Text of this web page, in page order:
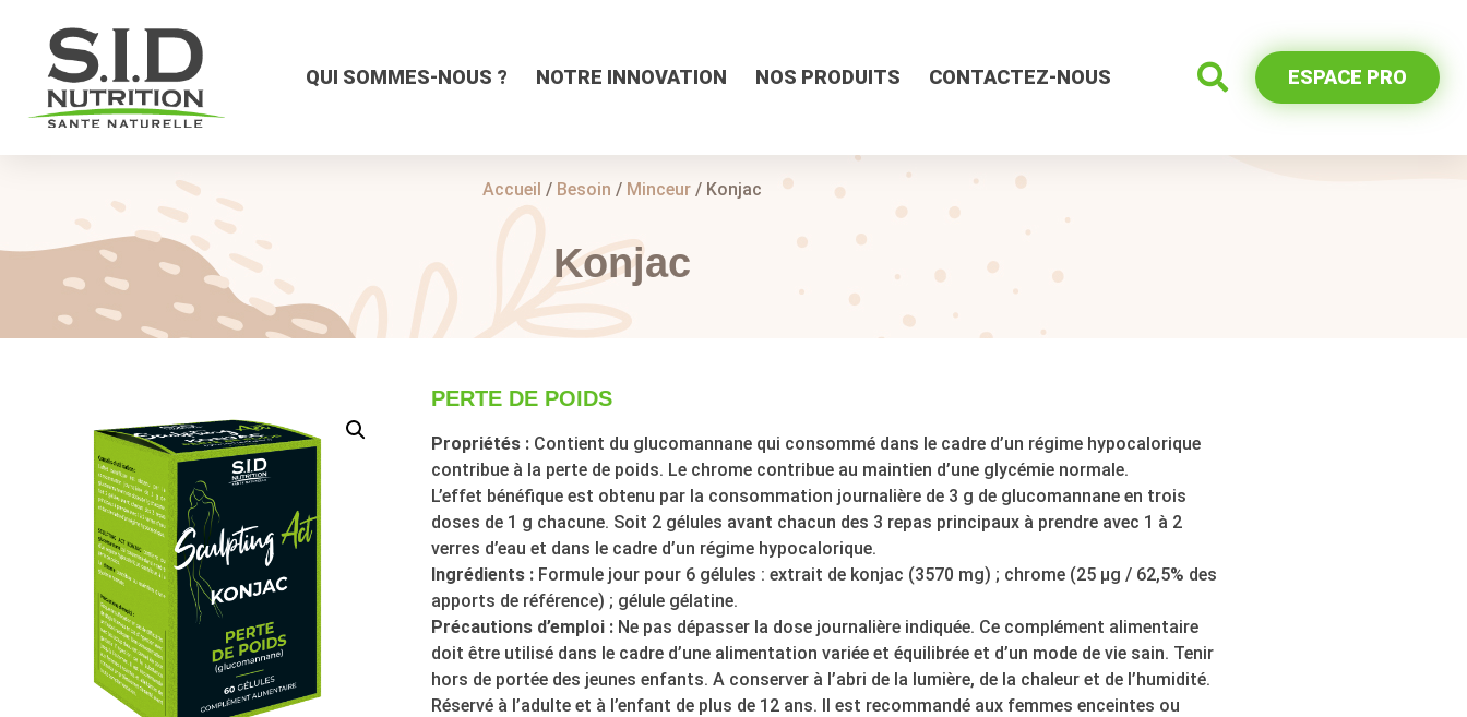
QUI SOMMES-NOUS ? NOTRE INNOVATION NOS PRODUITS CONTACTEZ-NOUS ESPACE PRO
Accueil / Besoin / Minceur / Konjac
Konjac
PERTE DE POIDS
Propriétés :Contient du glucomannane qui consommé dans le cadre d’un régime hypocalorique
contribue à la perte de poids. Le chrome contribue au maintien d’une glycémie normale.
L’effet bénéfique est obtenu par la consommation journalière de 3 g de glucomannane en trois
doses de 1 g chacune. Soit 2 gélules avant chacun des 3 repas principaux à prendre avec 1 à 2
verres d’eau et dans le cadre d’un régime hypocalorique.
Ingrédients :Formule jour pour 6 gélules : extrait de konjac (3570 mg) ; chrome (25 µg / 62,5% des
apports de référence) ; gélule gélatine.
Précautions d’emploi :Ne pas dépasser la dose journalière indiquée. Ce complément alimentaire
doit être utilisé dans le cadre d’une alimentation variée et équilibrée et d’un mode de vie sain. Tenir
hors de portée des jeunes enfants. A conserver à l’abri de la lumière, de la chaleur et de l’humidité.
Réservé à l’adulte et à l’enfant de plus de 12 ans. Il est recommandé aux femmes enceintes ou